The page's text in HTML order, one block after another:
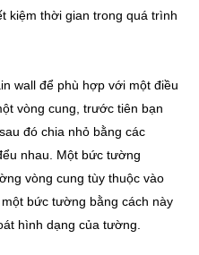
kiệm thời gian trong quá trình
wall để phù hợp với một điều
vòng cung, trước tiên bạn
đó chia nhỏ bằng các
nhau. Một bức tường
vòng cung tùy thuộc vào
bức tường bằng cách này
hình dạng của tường.